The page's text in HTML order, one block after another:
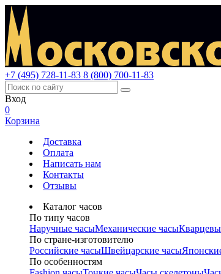
+7 (495) 728-11-83 8 (800) 700-11-83
Вход
0
Корзина
Доставка
Оплата
Написать нам
Контакты
Отзывы
Каталог часов
По типу часов
Наручные часыМеханические часы
По стране-изготовителю
Российские часыШвейцарские часы
По особенностям